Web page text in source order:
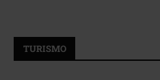
TURISMO